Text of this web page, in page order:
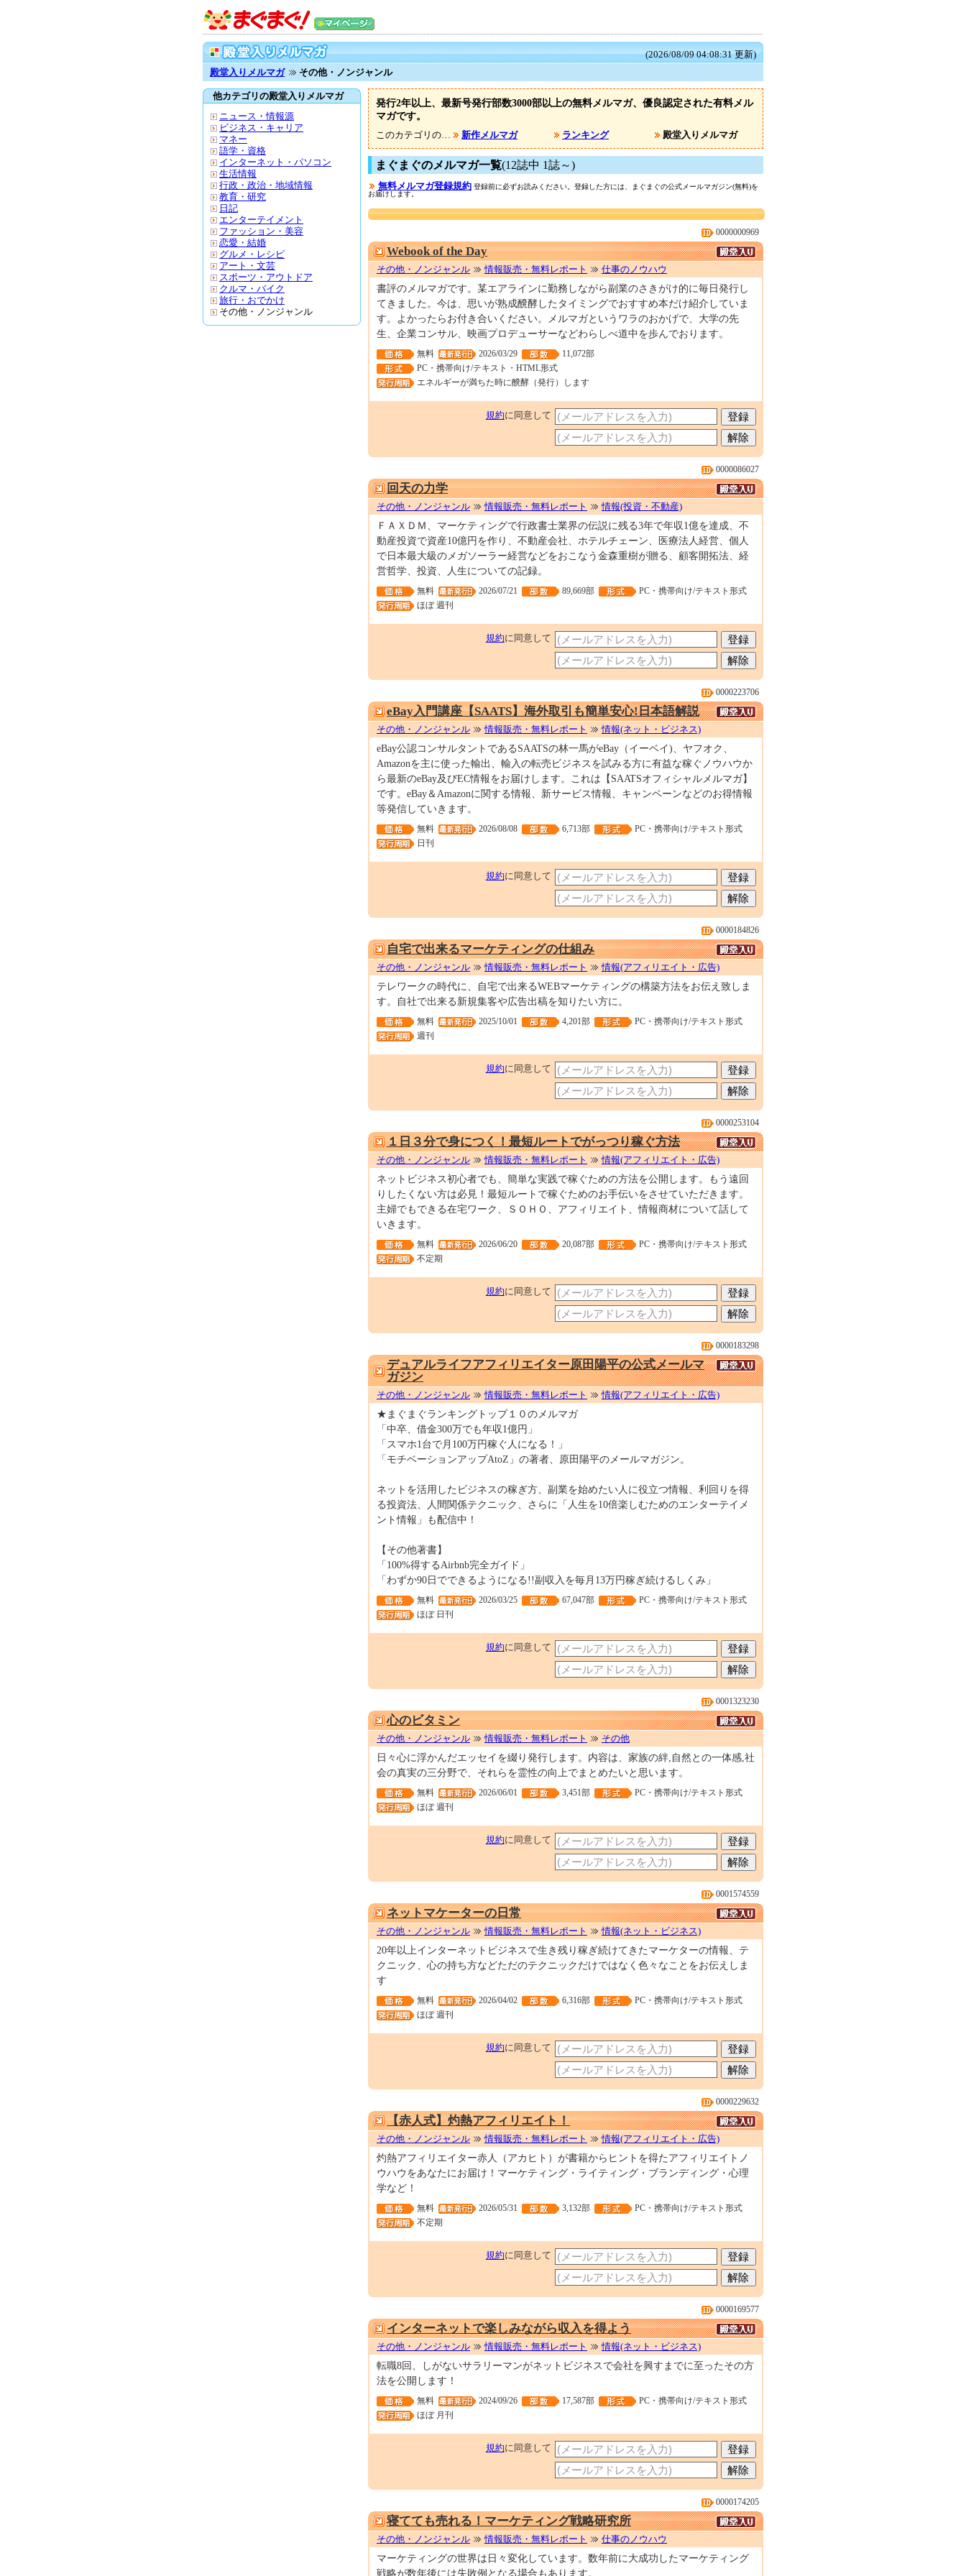
(2026/08/09 04:08:31 更新)
殿堂入りメルマガ
その他・ノンジャンル
発行2年以上、最新号発行部数3000部以上の無料メルマガ、優良認定された有料メル
マガです。
このカテゴリの… 新作メルマガ ランキング 殿堂入りメルマガ
まぐまぐのメルマガ一覧(12誌中 1誌～)
無料メルマガ登録規約 登録前に必ずお読みください。登録した方には、まぐまぐの公式メールマガジン(無料)を
お届けします。
Webook of the Day
その他・ノンジャンル 情報販売・無料レポート 仕事のノウハウ
書評のメルマガです。某エアラインに勤務しながら副業のさきがけ的に毎日発行し
てきました。今は、思いが熟成醗酵したタイミングでおすすめ本だけ紹介していま
す。よかったらお付き合いください。メルマガというワラのおかげで、大学の先
生、企業コンサル、映画プロデューサーなどわらしべ道中を歩んでおります。
0000000969
無料 2026/03/29
11,072部
PC・携帯向け/テキスト・HTML形式
エネルギーが満ちた時に醗酵（発行）します
規約に同意して
回天の力学
その他・ノンジャンル 情報販売・無料レポート 情報(投資・不動産)
ＦＡＸＤＭ、マーケティングで行政書士業界の伝説に残る3年で年収1億を達成、不
動産投資で資産10億円を作り、不動産会社、ホテルチェーン、医療法人経営、個人
で日本最大級のメガソーラー経営などをおこなう金森重樹が贈る、顧客開拓法、経
営哲学、投資、人生についての記録。
0000086027
無料 2026/07/21 89,669部
PC・携帯向け/テキスト形式
ほぼ 週刊
規約に同意して
eBay入門講座【SAATS】海外取引も簡単安心!日本語解説
その他・ノンジャンル 情報販売・無料レポート 情報(ネット・ビジネス)
eBay公認コンサルタントであるSAATSの林一馬がeBay（イーベイ)、ヤフオク、
Amazonを主に使った輸出、輸入の転売ビジネスを試みる方に有益な稼ぐノウハウか
ら最新のeBay及びEC情報をお届けします。これは【SAATSオフィシャルメルマガ】
です。eBay＆Amazonに関する情報、新サービス情報、キャンペーンなどのお得情報
等発信していきます。
0000223706
無料 2026/08/08 6,713部
PC・携帯向け/テキスト形式
日刊
規約に同意して
自宅で出来るマーケティングの仕組み
その他・ノンジャンル 情報販売・無料レポート 情報(アフィリエイト・広告)
テレワークの時代に、自宅で出来るWEBマーケティングの構築方法をお伝え致しま
す。自社で出来る新規集客や広告出稿を知りたい方に。
0000184826
無料 2025/10/01 4,201部
PC・携帯向け/テキスト形式
週刊
規約に同意して
１日３分で身につく！最短ルートでがっつり稼ぐ方法
その他・ノンジャンル 情報販売・無料レポート 情報(アフィリエイト・広告)
ネットビジネス初心者でも、簡単な実践で稼ぐための方法を公開します。もう遠回
りしたくない方は必見！最短ルートで稼ぐためのお手伝いをさせていただきます。
主婦でもできる在宅ワーク、ＳＯＨＯ、アフィリエイト、情報商材について話して
いきます。
0000253104
無料 2026/06/20 20,087部
PC・携帯向け/テキスト形式
不定期
規約に同意して
デュアルライフアフィリエイター原田陽平の公式メールマ
ガジン
その他・ノンジャンル 情報販売・無料レポート 情報(アフィリエイト・広告)
★まぐまぐランキングトップ１０のメルマガ
「中卒、借金300万でも年収1億円」
「スマホ1台で月100万円稼ぐ人になる！」
「モチベーションアップAtoZ」の著者、原田陽平のメールマガジン。
ネットを活用したビジネスの稼ぎ方、副業を始めたい人に役立つ情報、利回りを得
る投資法、人間関係テクニック、さらに「人生を10倍楽しむためのエンターテイメ
ント情報」も配信中！
【その他著書】
「100%得するAirbnb完全ガイド」
「わずか90日でできるようになる!!副収入を毎月13万円稼ぎ続けるしくみ」
0000183298
無料 2026/03/25 67,047部
PC・携帯向け/テキスト形式
ほぼ 日刊
規約に同意して
心のビタミン
その他・ノンジャンル 情報販売・無料レポート その他
日々心に浮かんだエッセイを綴り発行します。内容は、家族の絆,自然との一体感,社
会の真実の三分野で、それらを霊性の向上でまとめたいと思います。
0001323230
無料 2026/06/01 3,451部
PC・携帯向け/テキスト形式
ほぼ 週刊
規約に同意して
ネットマケーターの日常
その他・ノンジャンル 情報販売・無料レポート 情報(ネット・ビジネス)
20年以上インターネットビジネスで生き残り稼ぎ続けてきたマーケターの情報、テ
クニック、心の持ち方などただのテクニックだけではなく色々なことをお伝えしま
す
0001574559
無料 2026/04/02 6,316部
PC・携帯向け/テキスト形式
ほぼ 週刊
規約に同意して
【赤人式】灼熱アフィリエイト！
その他・ノンジャンル 情報販売・無料レポート 情報(アフィリエイト・広告)
灼熱アフィリエイター赤人（アカヒト）が書籍からヒントを得たアフィリエイトノ
ウハウをあなたにお届け！マーケティング・ライティング・ブランディング・心理
学など！
0000229632
無料 2026/05/31 3,132部
PC・携帯向け/テキスト形式
不定期
規約に同意して
インターネットで楽しみながら収入を得よう
その他・ノンジャンル 情報販売・無料レポート 情報(ネット・ビジネス)
転職8回、しがないサラリーマンがネットビジネスで会社を興すまでに至ったその方
法を公開します！
0000169577
無料 2024/09/26 17,587部
PC・携帯向け/テキスト形式
ほぼ 月刊
規約に同意して
寝てても売れる！マーケティング戦略研究所
その他・ノンジャンル 情報販売・無料レポート 仕事のノウハウ
マーケティングの世界は日々変化しています。数年前に大成功したマーケティング
戦略が数年後には失敗例となる場合もあります。
0000174205
他カテゴリの殿堂入りメルマガ
ニュース・情報源
ビジネス・キャリア
マネー
語学・資格
インターネット・パソコン
生活情報
行政・政治・地域情報
教育・研究
日記
エンターテイメント
ファッション・美容
恋愛・結婚
グルメ・レシピ
アート・文芸
スポーツ・アウトドア
クルマ・バイク
旅行・おでかけ
その他・ノンジャンル